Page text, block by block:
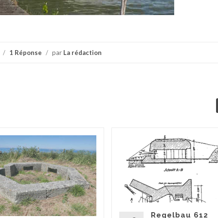
/ 1 Réponse / par La rédaction
Regelbau 612